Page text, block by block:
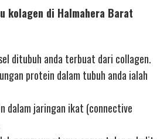
kolagen di Halmahera Barat
ditubuh anda terbuat dari collagen.
protein dalam tubuh anda ialah
dalam jaringan ikat (connective